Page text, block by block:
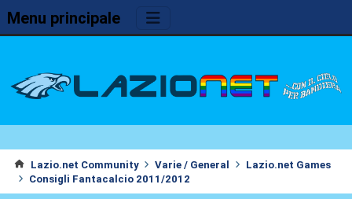
Menu principale
Lazio.net Community Varie / General
Lazio.net Games
Consigli Fantacalcio 2011/2012